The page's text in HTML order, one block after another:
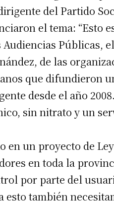
del Partido
el tema: “Esto
Públicas,
de las
que difundieron
desde el año
sin nitrato y un
en un proyecto de
en toda la
por parte del
también